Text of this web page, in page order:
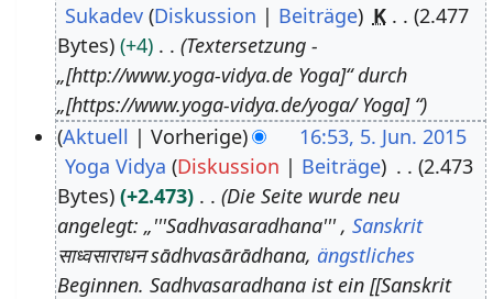
n
Sukadev Diskussion Beiträge K
2.477
Bytes
+4
Textersetzung -
„[http://www.yoga-vidya.de Yoga]“ durch
„[https://www.yoga-vidya.de/yoga/ Yoga] “
Aktuell Vorherige
16:53, 5. Jun. 2015
Yoga Vidya Diskussion Beiträge
2.473
Bytes
+2.473
Die Seite wurde neu
angelegt: „'''Sadhvasaradhana''' , Sanskrit
साध्वसाराधन sādhvasārādhana, ängstliches
Beginnen. Sadhvasaradhana ist ein [[Sanskrit